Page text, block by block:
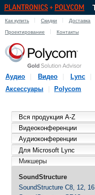
Как купить Скидки Доставка
Проектирование Контакты
Аудио
Видео Lync
Аксессуары
Polycom
Вся продукция A-Z
Видеоконференции
Аудиоконференции
Для Microsoft Lync
Микшеры
SoundStructure
SoundStructure C8, 12, 16